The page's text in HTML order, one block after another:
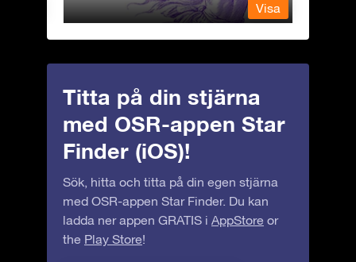
Visa
Titta på din stjärna
med OSR-appen Star
Finder (iOS)!
Sök, hitta och titta på din egen stjärna
med OSR-appen Star Finder. Du kan
ladda ner appen GRATIS i AppStore or
the Play Store!